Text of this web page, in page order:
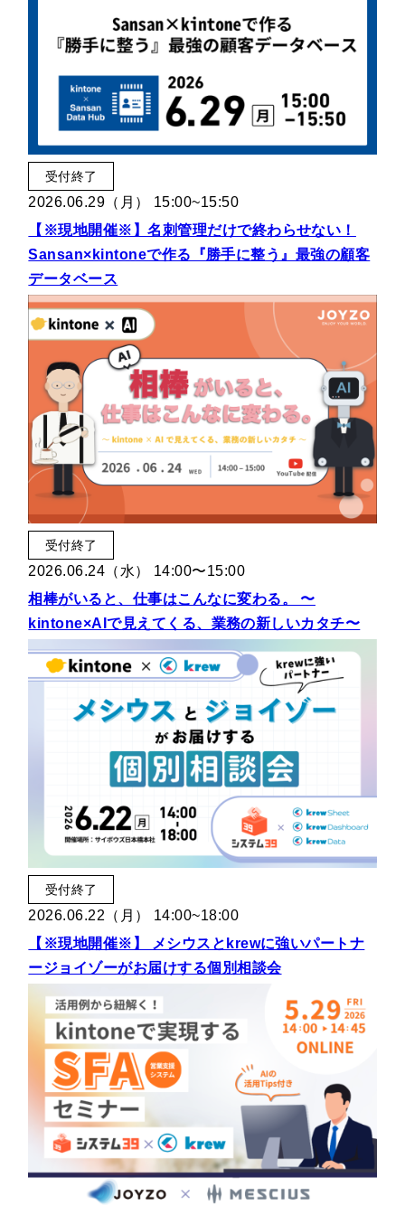
受付終了
2026.06.29（月） 15:00~15:50
【※現地開催※】名刺管理だけで終わらせない！
Sansan×kintoneで作る『勝手に整う』最強の顧客
データベース
受付終了
2026.06.24（水） 14:00〜15:00
相棒がいると、仕事はこんなに変わる。 〜
kintone×AIで見えてくる、業務の新しいカタチ〜
受付終了
2026.06.22（月） 14:00~18:00
【※現地開催※】 メシウスとkrewに強いパートナ
ージョイゾーがお届けする個別相談会